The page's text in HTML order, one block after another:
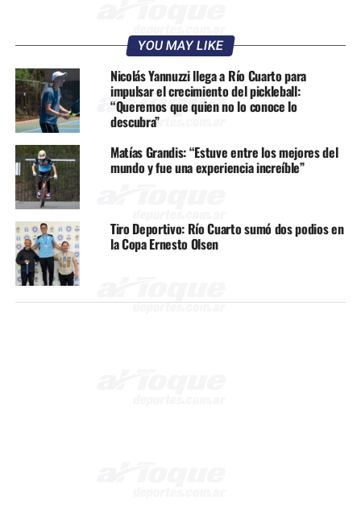
YOU MAY LIKE
Nicolás Yannuzzi llega a Río Cuarto para
impulsar el crecimiento del pickleball:
“Queremos que quien no lo conoce lo
descubra”
Matías Grandis: “Estuve entre los mejores del
mundo y fue una experiencia increíble”
Tiro Deportivo: Río Cuarto sumó dos podios en
la Copa Ernesto Olsen